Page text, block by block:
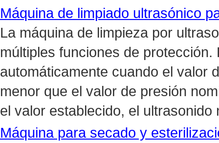
Máquina de limpiado ultrasónico
La máquina de limpieza por
múltiples funciones de
automáticamente cuando el valor
menor que el valor de presión
el valor establecido, el ultrasonido
Máquina para secado y